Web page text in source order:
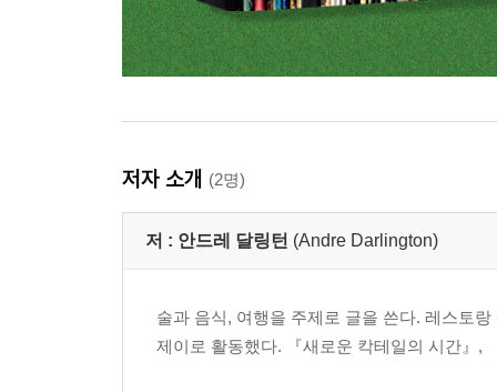
저자 소개 (2명)
저 : 안드레 달링턴 (Andre Darlington)
술과 음식, 여행을 주제로 글을 쓴다. 레스토
제이로 활동했다. 『새로운 칵테일의 시간』,